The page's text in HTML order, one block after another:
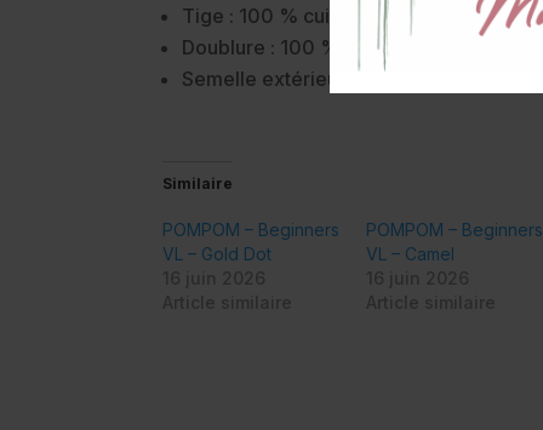
Tige : 100 % cuir,
Doublure : 100 % cuir de porc,
Semelle extérieure : Daim, Caoutchouc
Similaire
POMPOM – Beginners
VL – Gold Dot
POMPOM – Beginners
VL – Camel